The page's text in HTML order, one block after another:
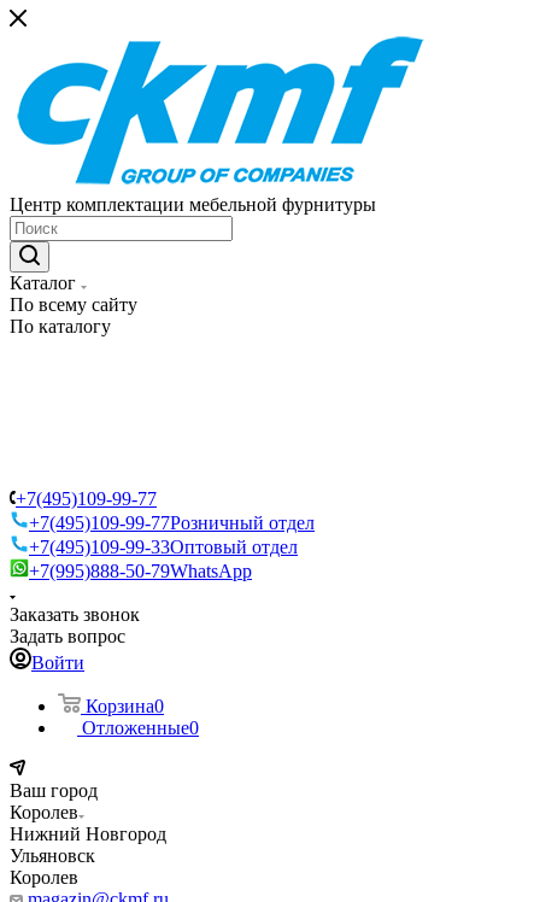
Центр комплектации мебельной фурнитуры
Каталог
По всему сайту
По каталогу
+7(495)109-99-77
+7(495)109-99-77Розничный отдел
+7(495)109-99-33Оптовый отдел
+7(995)888-50-79WhatsApp
Заказать звонок
Задать вопрос
Войти
Корзина0
Отложенные0
Ваш город
Королев
Нижний Новгород
Ульяновск
Королев